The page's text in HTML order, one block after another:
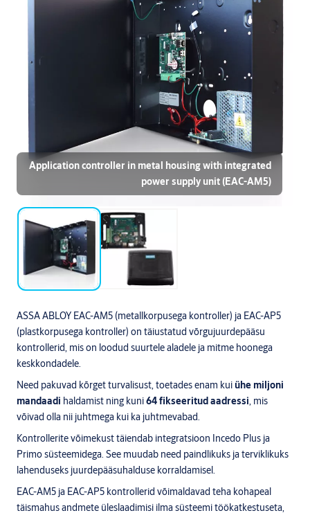
ASSA ABLOY EAC-AM5 (metallkorpusega kontroller) ja EAC-AP5
(plastkorpusega kontroller) on täiustatud võrgujuurdepääsu
kontrollerid, mis on loodud suurtele aladele ja mitme hoonega
keskkondadele.
Need pakuvad kõrget turvalisust, toetades enam kui ühe miljoni
mandaadi haldamist ning kuni64 fikseeritud aadressi, mis
võivad olla nii juhtmega kui ka juhtmevabad.
Kontrollerite võimekust täiendab integratsioon Incedo Plus ja
Primo süsteemidega. See muudab need paindlikuks ja terviklikuks
lahenduseks juurdepääsuhalduse korraldamisel.
EAC-AM5 ja EAC-AP5 kontrollerid võimaldavad teha kohapeal
täismahus andmete üleslaadimisi ilma süsteemi töökatkestuseta,
Application controller in metal housing with integrated
power supply unit (EAC-AM5)